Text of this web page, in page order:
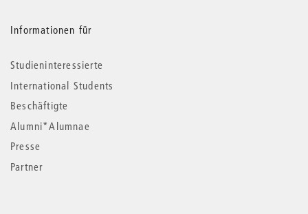
Informationen für
Studieninteressierte
International Students
Beschäftigte
Alumni*Alumnae
Presse
Partner